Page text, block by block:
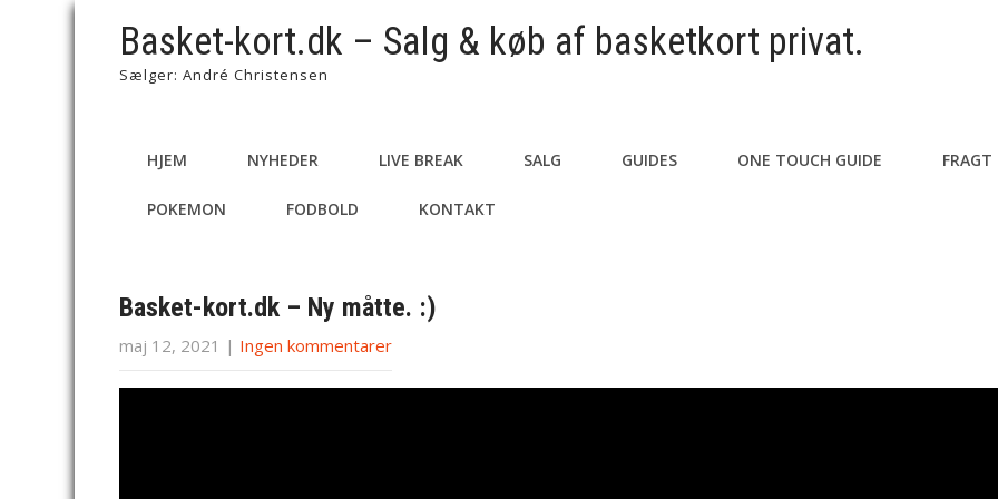
Basket-kort.dk – Salg & køb af basketkort privat.
Sælger: André Christensen
HJEM NYHEDER LIVE BREAK SALG GUIDES ONE TOUCH GUIDE FRAGT
POKEMON FODBOLD KONTAKT
Basket-kort.dk – Ny måtte. :)
maj 12, 2021 | Ingen kommentarer